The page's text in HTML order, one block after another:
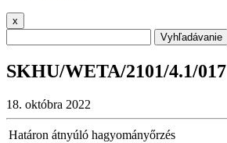
x
Vyhľadávanie
SKHU/WETA/2101/4.1/017
18. októbra 2022
Határon átnyúló hagyományőrzés